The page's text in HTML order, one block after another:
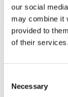
our social
may combine it
provided to
of their services.
Selection
Necessary
Cerca...